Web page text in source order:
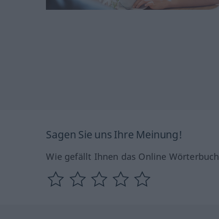
Sagen Sie uns Ihre Meinung!
Wie gefällt Ihnen das Online